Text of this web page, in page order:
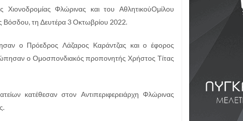
Φλώρινας και του ΑθλητικούΟμίλου
Βόσδου, τη Δευτέρα 3 Οκτωβρίου 2022.
ο Πρόεδρος Λάζαρος Καράντζας και ο έφορος
ο Ομοσπονδιακός προπονητής Χρήστος Τίτας
κατέθεσαν στον Αντιπεριφερειάρχη Φλώρινας